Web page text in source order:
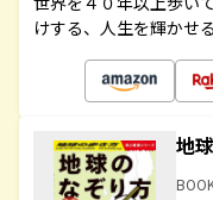
けする、人生を輝かせ
地